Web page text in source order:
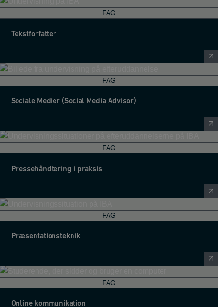
FAG
Tekstforfatter
FAG
Sociale Medier (Social Media Advisor)
FAG
Pressehåndtering i praksis
FAG
Præsentationsteknik
FAG
Online kommunikation